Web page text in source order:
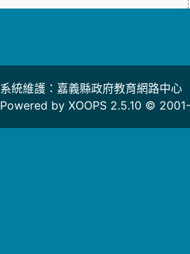
系統維護：嘉義縣政府教育網路中心
Powered by XOOPS 2.5.10 ©